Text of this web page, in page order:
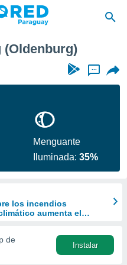
(Oldenburg)
...
Menguante
Iluminada:35%
los incendios
aumenta el
de
Instalar